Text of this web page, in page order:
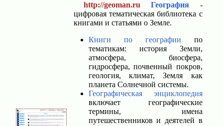
http://geoman.ru География -
цифровая тематическая библиотека с
книгами и статьями о Земле.
Книги по географии по
тематикам: история Земли,
атмосфера, биосфера,
гидросфера, почвенный покров,
геология, климат, Земля как
планета Солнечной системы.
Географическая энциклопедия
включает географические
термины, имена
путешественников и деятелей в